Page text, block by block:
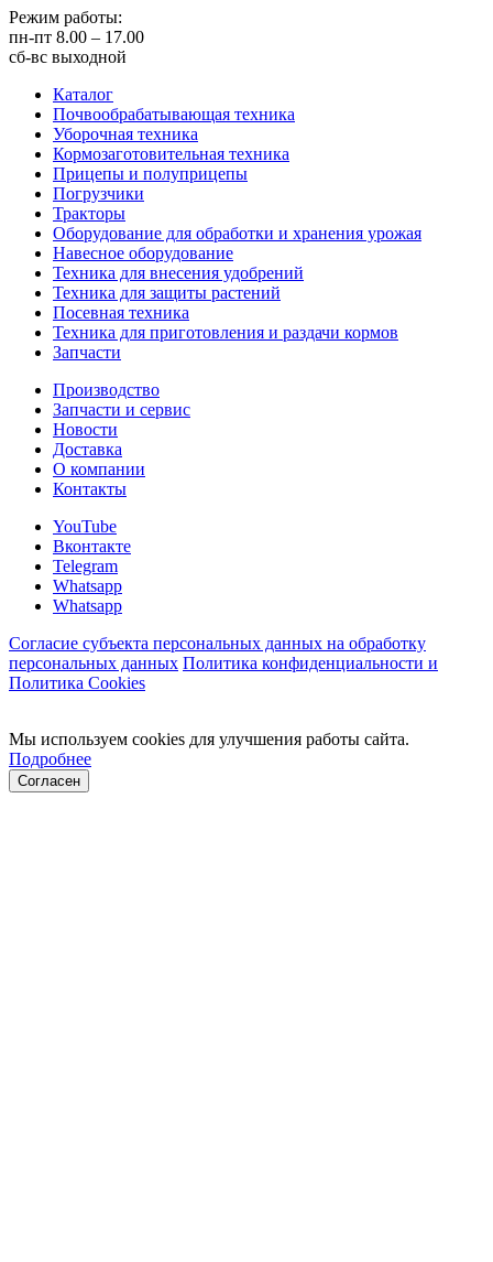
Режим работы:
пн-пт 8.00 – 17.00
сб-вс выходной
Каталог
Почвообрабатывающая техника
Уборочная техника
Кормозаготовительная техника
Прицепы и полуприцепы
Погрузчики
Тракторы
Оборудование для обработки и хранения урожая
Навесное оборудование
Техника для внесения удобрений
Техника для защиты растений
Посевная техника
Техника для приготовления и раздачи кормов
Запчасти
Производство
Запчасти и сервис
Новости
Доставка
О компании
Контакты
YouTube
Вконтакте
Telegram
Whatsapp
Whatsapp
Согласие субъекта персональных данных на обработку
персональных данных Политика конфиденциальности и
Политика Cookies
Мы используем cookies для улучшения работы сайта.
Подробнее
Согласен